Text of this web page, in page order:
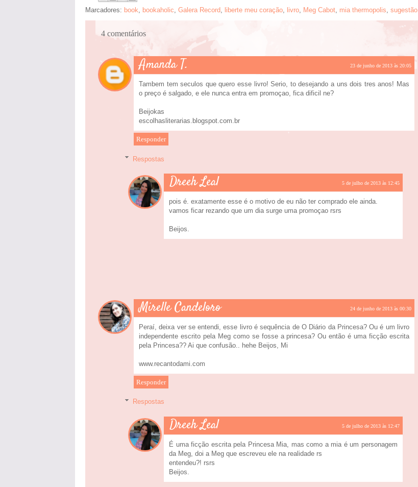
Marcadores: book, bookaholic, Galera Record, liberte meu coração, livro, Meg Cabot, mia thermopolis, sugestão
4 comentários
Amanda T. 23 de junho de 2013 às 20:05
Tambem tem seculos que quero esse livro! Serio, to desejando a uns dois tres anos! Mas
o preço é salgado, e ele nunca entra em promoçao, fica dificil ne?
Beijokas
escolhasliterarias.blogspot.com.br
Responder
Respostas
Dreeh Leal 5 de julho de 2013 às 12:45
pois é. exatamente esse é o motivo de eu não ter comprado ele ainda.
vamos ficar rezando que um dia surge uma promoçao rsrs
Beijos.
Mirelle Candeloro 24 de junho de 2013 às 00:30
Peraí, deixa ver se entendi, esse livro é sequência de O Diário da Princesa? Ou é um livro
independente escrito pela Meg como se fosse a princesa? Ou então é uma ficção escrita
pela Princesa?? Ai que confusão.. hehe Beijos, Mi
www.recantodami.com
Responder
Respostas
Dreeh Leal 5 de julho de 2013 às 12:47
É uma ficção escrita pela Princesa Mia, mas como a mia é um personagem
da Meg, doi a Meg que escreveu ele na realidade rs
entendeu?! rsrs
Beijos.